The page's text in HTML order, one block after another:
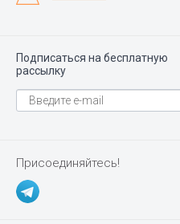
Подписаться на бесплатную
рассылку
Присоединяйтесь!